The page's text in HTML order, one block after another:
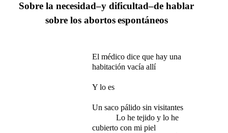
Sobre la necesidad–y dificultad–de hablar
sobre los abortos​​ espontáneos
El médico dice que ​​hay una
habitación vacía allí
Y lo es
Un saco pálido sin visitantes
Lo ​​he tejido y lo he
cubierto ​​con mi piel